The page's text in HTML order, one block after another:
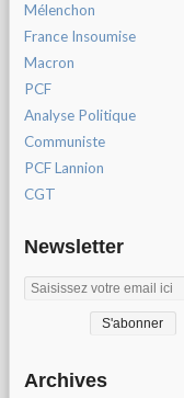
Mélenchon
France Insoumise
Macron
PCF
Analyse Politique
Communiste
PCF Lannion
CGT
Newsletter
Archives